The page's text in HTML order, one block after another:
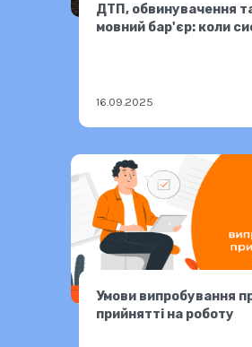
ДТП, обвинувачення
мовний бар'єр: коли
16.09.2025
Умови випробування
прийнятті на роботу